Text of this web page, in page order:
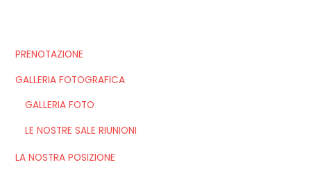
PRENOTAZIONE
GALLERIA FOTOGRAFICA
GALLERIA FOTO
LE NOSTRE SALE RIUNIONI
LA NOSTRA POSIZIONE